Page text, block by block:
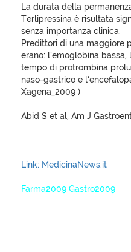
La durata della
Terlipressina è risultata
senza importanza clinica.
Predittori di una maggiore
erano: l’emoglobina
tempo di protrombina
naso-gastrico e
Xagena_2009 )
Abid S et al, Am J
Link: MedicinaNews.it
Farma2009 Gastro2009